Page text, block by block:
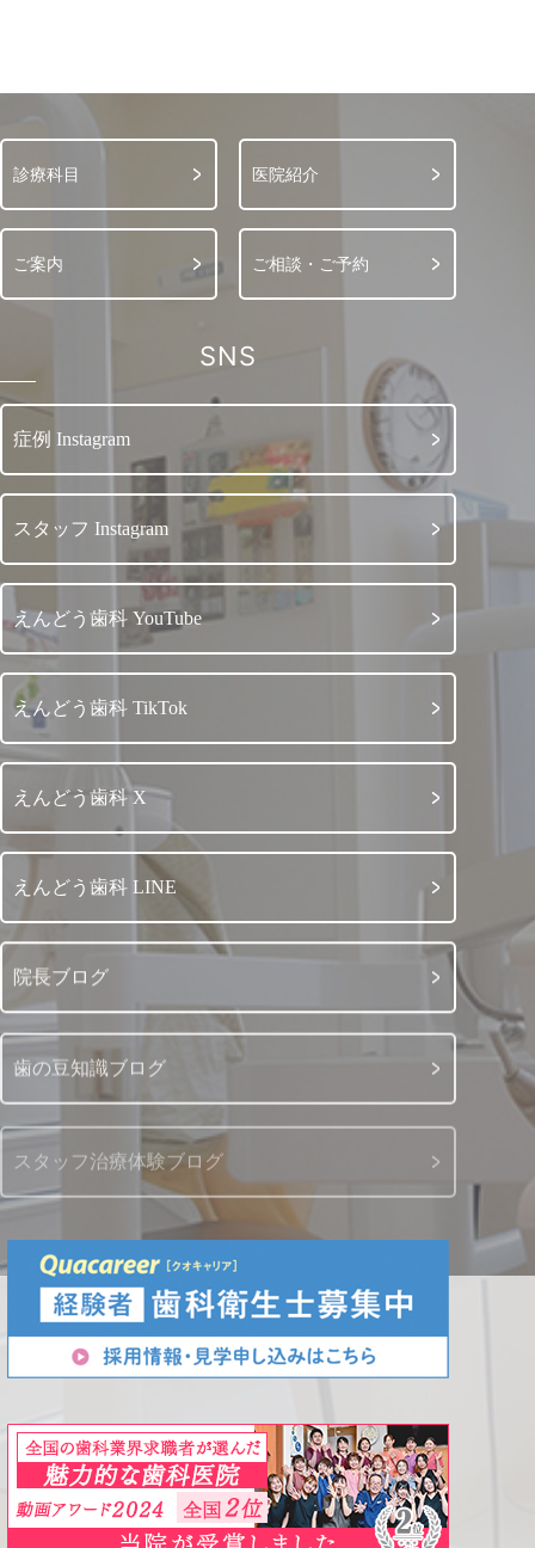
診療科目 医院紹介
ご案内 ご相談・ご予約
SNS
症例 Instagram
スタッフ Instagram
えんどう歯科 YouTube
えんどう歯科 TikTok
えんどう歯科 X
えんどう歯科 LINE
院長ブログ
歯の豆知識ブログ
スタッフ治療体験ブログ